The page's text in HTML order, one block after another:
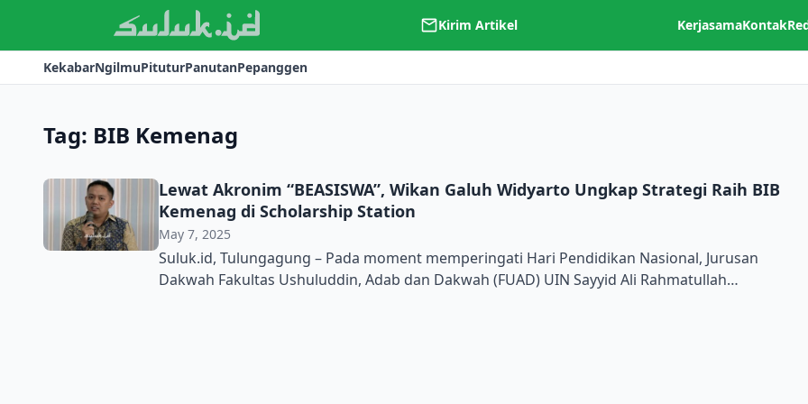
Kirim Artikel KerjasamaKontak
KekabarNgilmuPituturPanutanPepanggen
Tag: BIB Kemenag
Lewat Akronim “BEASISWA”, Wikan Galuh Widyarto Ungkap Strategi Raih BIB
Kemenag di Scholarship Station
May 7, 2025
Suluk.id, Tulungagung – Pada moment memperingati Hari Pendidikan Nasional, Jurusan
Dakwah Fakultas Ushuluddin, Adab dan Dakwah (FUAD) UIN Sayyid Ali Rahmatullah